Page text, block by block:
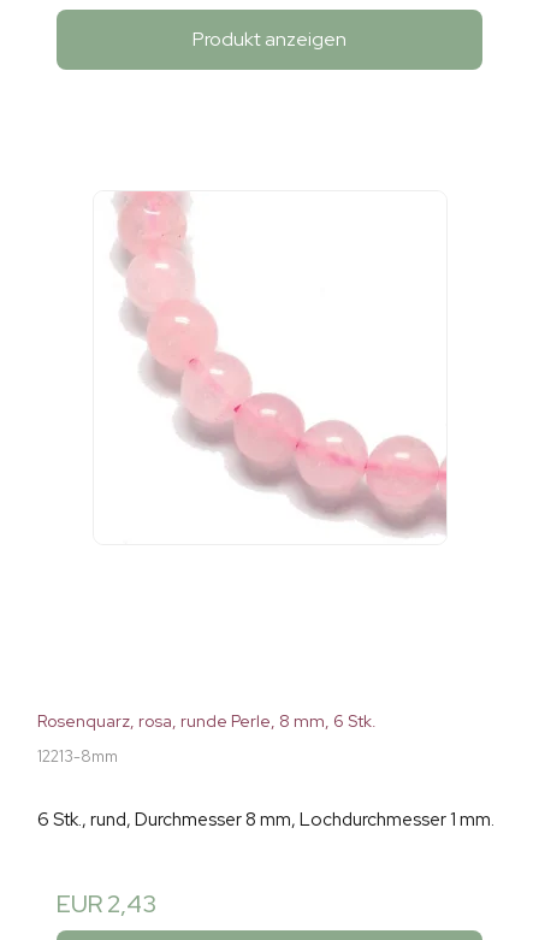
Produkt anzeigen
Rosenquarz, rosa, runde Perle, 8 mm, 6 Stk.
12213-8mm
6 Stk., rund, Durchmesser 8 mm, Lochdurchmesser 1 mm.
EUR 2,43